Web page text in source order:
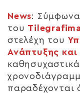
News:
του
στελέχη του
Ανάπτυξης
παραδέχονται